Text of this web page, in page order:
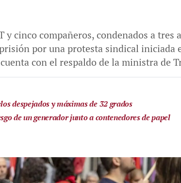
y cinco compañeros, condenados a tres
por una protesta sindical iniciada
con el respaldo de la ministra de
despejados y máximas de 32 grados
de un generador junto a contenedores de papel